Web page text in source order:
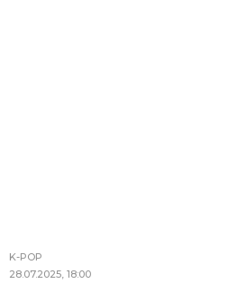
K-POP
28.07.2025, 18:00